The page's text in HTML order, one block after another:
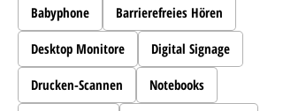
Babyphone Barrierefreies Hören
Desktop Monitore Digital Signage
Drucken-Scannen Notebooks